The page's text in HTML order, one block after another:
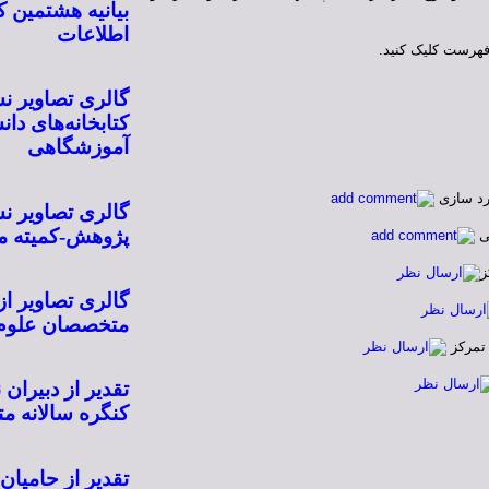
کلیک کنید.
سازی
بیانیه
اطلاعات
گالری تصاویر
کتابخانه‌های
آموزشگاهی
گالری
پژوهش-کمیته
گالری تصاویر
متخصصان علوم
تقدیر از
کنگره سالانه
تقدیر از